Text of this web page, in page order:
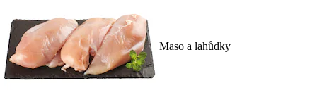
Maso a lahůdky